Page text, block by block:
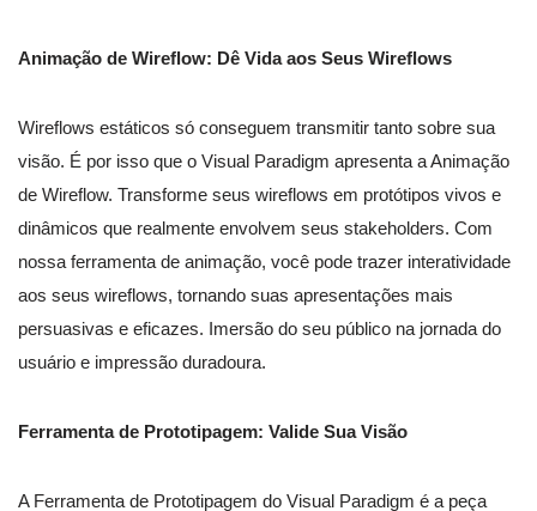
Animação de Wireflow: Dê Vida aos Seus Wireflows
Wireflows estáticos só conseguem transmitir tanto sobre sua
visão. É por isso que o Visual Paradigm apresenta a Animação
de Wireflow. Transforme seus wireflows em protótipos vivos e
dinâmicos que realmente envolvem seus stakeholders. Com
nossa ferramenta de animação, você pode trazer interatividade
aos seus wireflows, tornando suas apresentações mais
persuasivas e eficazes. Imersão do seu público na jornada do
usuário e impressão duradoura.
Ferramenta de Prototipagem: Valide Sua Visão
A Ferramenta de Prototipagem do Visual Paradigm é a peça